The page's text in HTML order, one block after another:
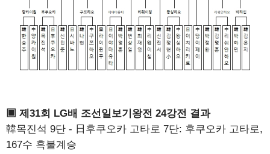
▣ 제31회 LG배 조선일보기왕전 24강전 결과
韓목진석 9단 - 日후쿠오카 고타로 7단: 후쿠오카 고타로,
167수 흑불계승